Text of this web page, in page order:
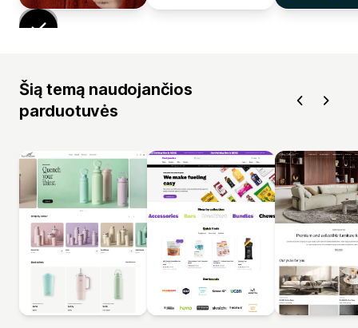
Šią temą naudojančios
parduotuvės